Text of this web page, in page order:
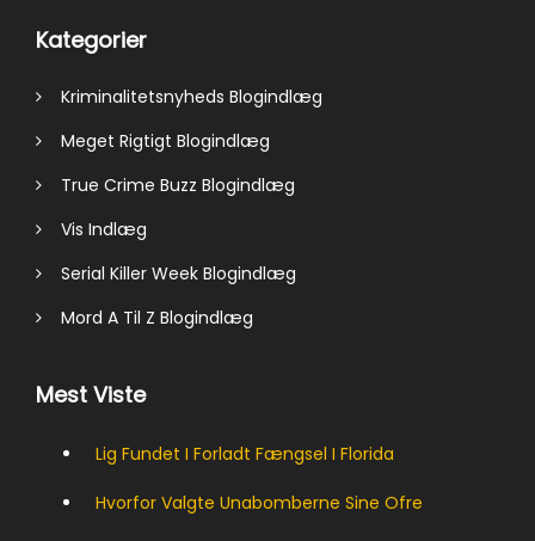
Kategorier
Kriminalitetsnyheds Blogindlæg
Meget Rigtigt Blogindlæg
True Crime Buzz Blogindlæg
Vis Indlæg
Serial Killer Week Blogindlæg
Mord A Til Z Blogindlæg
Mest Viste
Lig Fundet I Forladt Fængsel I Florida
Hvorfor Valgte Unabomberne Sine Ofre